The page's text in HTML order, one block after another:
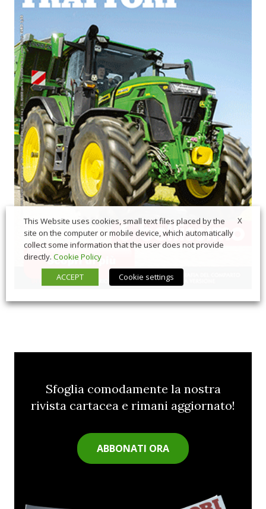
Sfoglia comodamente la nostra
rivista cartacea e rimani aggiornato!
ABBONATI ORA
X
This Website uses cookies, small text files placed by the
site on the computer or mobile device, which automatically
collect some information that the user does not provide
directly. Cookie Policy
ACCEPT
Cookie settings